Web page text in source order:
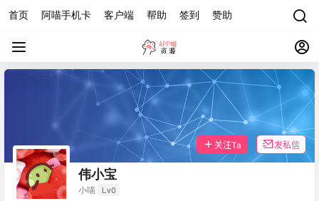
首页 阿喵手机卡 客户端 帮助 签到 赞助
伟小宝
小喵 Lv0
关注Ta 发私信